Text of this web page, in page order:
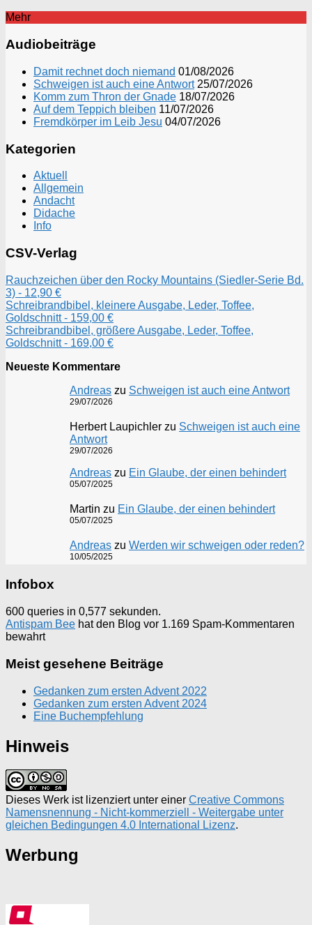
Mehr
Audiobeiträge
Damit rechnet doch niemand 01/08/2026
Schweigen ist auch eine Antwort 25/07/2026
Komm zum Thron der Gnade 18/07/2026
Auf dem Teppich bleiben 11/07/2026
Fremdkörper im Leib Jesu 04/07/2026
Kategorien
Aktuell
Allgemein
Andacht
Didache
Info
CSV-Verlag
Rauchzeichen über den Rocky Mountains (Siedler-Serie Bd.
3) - 12,90 €
Schreibrandbibel, kleinere Ausgabe, Leder, Toffee,
Goldschnitt - 159,00 €
Schreibrandbibel, größere Ausgabe, Leder, Toffee,
Goldschnitt - 169,00 €
Neueste Kommentare
Andreas zu Schweigen ist auch eine Antwort
29/07/2026
Herbert Laupichler zu Schweigen ist auch eine
Antwort
29/07/2026
Andreas zu Ein Glaube, der einen behindert
05/07/2025
Martin zu Ein Glaube, der einen behindert
05/07/2025
Andreas zu Werden wir schweigen oder reden?
10/05/2025
Infobox
600 queries in 0,577 sekunden.
Antispam Bee hat den Blog vor 1.169 Spam-Kommentaren
bewahrt
Meist gesehene Beiträge
Gedanken zum ersten Advent 2022
Gedanken zum ersten Advent 2024
Eine Buchempfehlung
Hinweis
Dieses Werk ist lizenziert unter einer Creative Commons
Namensnennung - Nicht-kommerziell - Weitergabe unter
gleichen Bedingungen 4.0 International Lizenz.
Werbung